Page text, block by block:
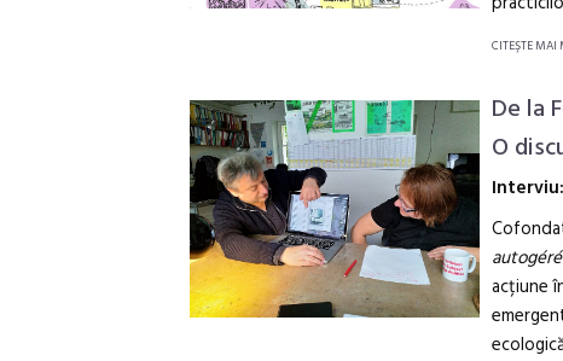
CITEŞTE MAI
De la
O
acțiune